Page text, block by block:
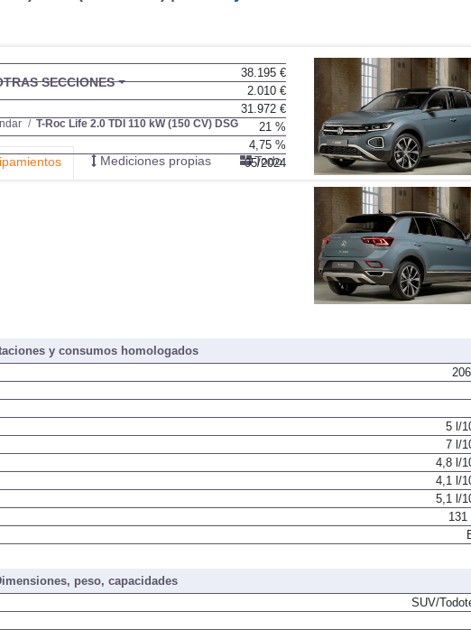
SECCIONES
T-Roc Life 2.0 TDI 110 kW (150 CV) DSG
Mediciones propias Todo
38.195 €
2.010 €
31.972 €
21 %
4,75 %
05/2024
y consumos homologados
5 l/
7 l/
4,8 l/
4,1 l/
5,1 l/
131
peso, capacidades
SUV/